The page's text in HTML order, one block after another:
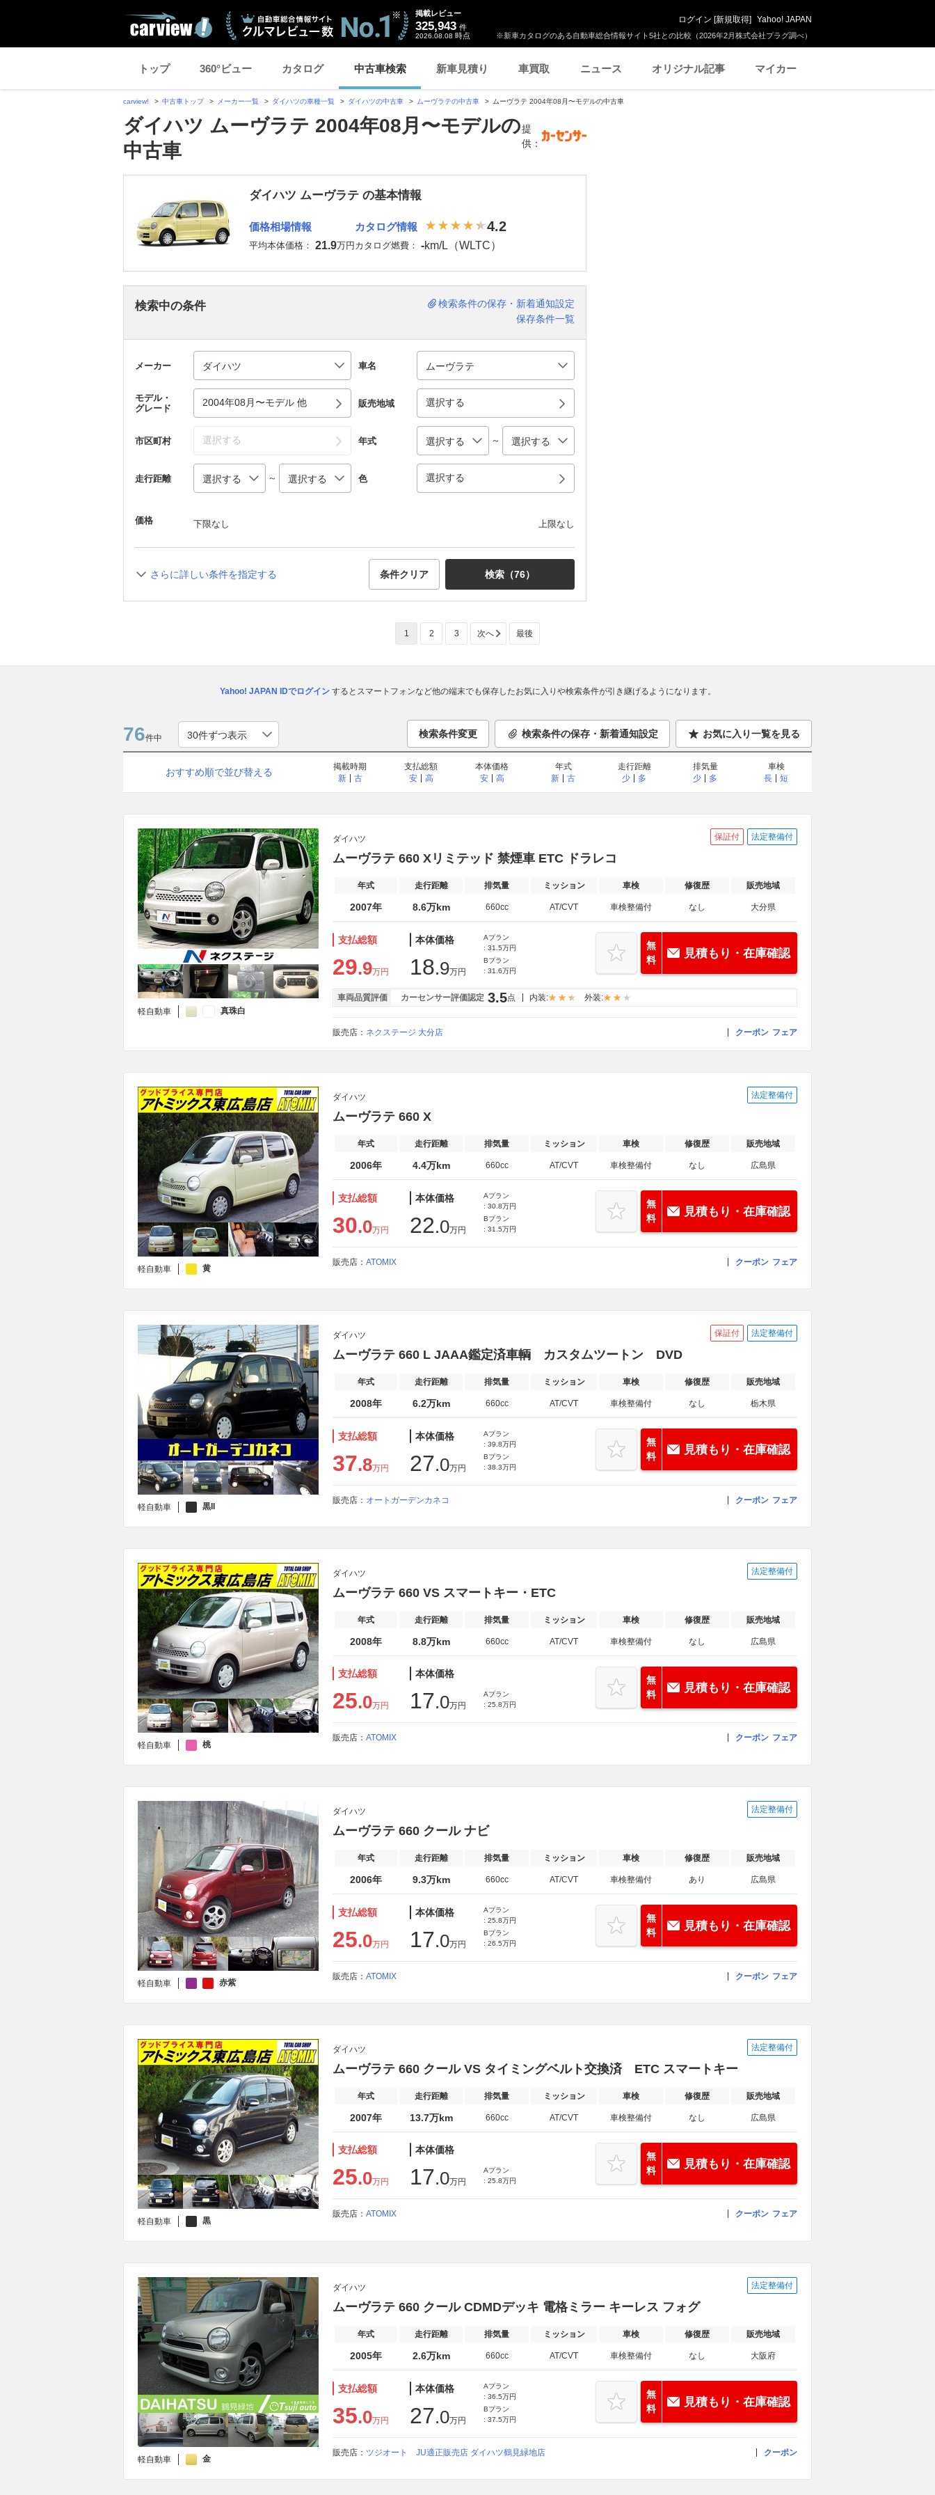
※新車カタログのある自動車総合情報サイト5社との比較（2026年2月株式会社プラグ調べ）
掲載レビュー
325,943 件
2026.08.08 時点
ログイン [新規取得] Yahoo! JAPAN
トップ 360°ビュー カタログ 中古車検索 新車見積り 車買取 ニュース オリジナル記事 マイカー
carview! 中古車トップ メーカー一覧 ダイハツの車種一覧 ダイハツの中古車 ムーヴラテの中古車 ムーヴラテ 2004年08月〜モデルの中古車
ダイハツ ムーヴラテ 2004年08月〜モデルの
中古車
提
供：
ダイハツ ムーヴラテ の基本情報
価格相場情報
平均本体価格： 21.9万円
カタログ情報 4.2
カタログ燃費： -km/L（WLTC）
検索中の条件
検索条件の保存・新着通知設定
保存条件一覧
メーカー 車名
モデル・
グレード
2004年08月〜モデル 他 販売地域 選択する
市区町村 選択する 年式 ～
走行距離 ～ 色 選択する
価格 下限なし 上限なし
さらに詳しい条件を指定する 条件クリア 検索（76）
1 2 3 次へ 最後
Yahoo! JAPAN IDでログインするとスマートフォンなど他の端末でも保存したお気に入りや検索条件が引き継げるようになります。
76件中 検索条件変更 検索条件の保存・新着通知設定 お気に入り一覧を見る
おすすめ順で並び替える
掲載時期
新
古
支払総額
安
高
本体価格
安
高
年式
新
古
走行距離
少
多
排気量
少
多
車検
長
短
軽自動車 真珠白
ダイハツ 保証付 法定整備付
ムーヴラテ 660 Xリミテッド 禁煙車 ETC ドラレコ
年式 走行距離 排気量 ミッション 車検 修復歴 販売地域
2007年 8.6万km 660cc AT/CVT 車検整備付 なし 大分県
支払総額
29.9万円
本体価格
18.9万円
Aプラン
: 31.5万円
Bプラン
: 31.6万円
無
料
見積もり・在庫確認
車両品質評価 カーセンサー評価認定 3.5点 内装: 外装:
販売店： ネクステージ 大分店 クーポン フェア
軽自動車 黄
ダイハツ 法定整備付
ムーヴラテ 660 X
年式 走行距離 排気量 ミッション 車検 修復歴 販売地域
2006年 4.4万km 660cc AT/CVT 車検整備付 なし 広島県
支払総額
30.0万円
本体価格
22.0万円
Aプラン
: 30.8万円
Bプラン
: 31.5万円
無
料
見積もり・在庫確認
販売店： ATOMIX クーポン フェア
軽自動車 黒II
ダイハツ 保証付 法定整備付
ムーヴラテ 660 L JAAA鑑定済車輌 カスタムツートン DVD
年式 走行距離 排気量 ミッション 車検 修復歴 販売地域
2008年 6.2万km 660cc AT/CVT 車検整備付 なし 栃木県
支払総額
37.8万円
本体価格
27.0万円
Aプラン
: 39.8万円
Bプラン
: 38.3万円
無
料
見積もり・在庫確認
販売店： オートガーデンカネコ クーポン フェア
軽自動車 桃
ダイハツ 法定整備付
ムーヴラテ 660 VS スマートキー・ETC
年式 走行距離 排気量 ミッション 車検 修復歴 販売地域
2008年 8.8万km 660cc AT/CVT 車検整備付 なし 広島県
支払総額
25.0万円
本体価格
17.0万円
Aプラン
: 25.8万円
無
料
見積もり・在庫確認
販売店： ATOMIX クーポン フェア
軽自動車 赤紫
ダイハツ 法定整備付
ムーヴラテ 660 クール ナビ
年式 走行距離 排気量 ミッション 車検 修復歴 販売地域
2006年 9.3万km 660cc AT/CVT 車検整備付 あり 広島県
支払総額
25.0万円
本体価格
17.0万円
Aプラン
: 25.8万円
Bプラン
: 26.5万円
無
料
見積もり・在庫確認
販売店： ATOMIX クーポン フェア
軽自動車 黒
ダイハツ 法定整備付
ムーヴラテ 660 クール VS タイミングベルト交換済 ETC スマートキー
年式 走行距離 排気量 ミッション 車検 修復歴 販売地域
2007年 13.7万km 660cc AT/CVT 車検整備付 なし 広島県
支払総額
25.0万円
本体価格
17.0万円
Aプラン
: 25.8万円
無
料
見積もり・在庫確認
販売店： ATOMIX クーポン フェア
軽自動車 金
ダイハツ 法定整備付
ムーヴラテ 660 クール CDMDデッキ 電格ミラー キーレス フォグ
年式 走行距離 排気量 ミッション 車検 修復歴 販売地域
2005年 2.6万km 660cc AT/CVT 車検整備付 なし 大阪府
支払総額
35.0万円
本体価格
27.0万円
Aプラン
: 36.5万円
Bプラン
: 37.5万円
無
料
見積もり・在庫確認
販売店： ツジオート JU適正販売店 ダイハツ鶴見緑地店 クーポン